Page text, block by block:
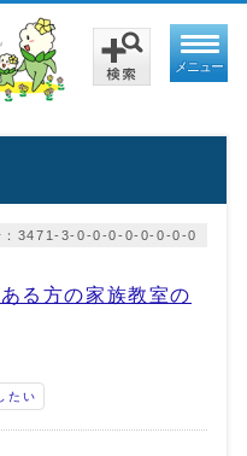
メニュー
：3471-3-0-0-0-0-0-0-0-0
る方の家族教室の
たい